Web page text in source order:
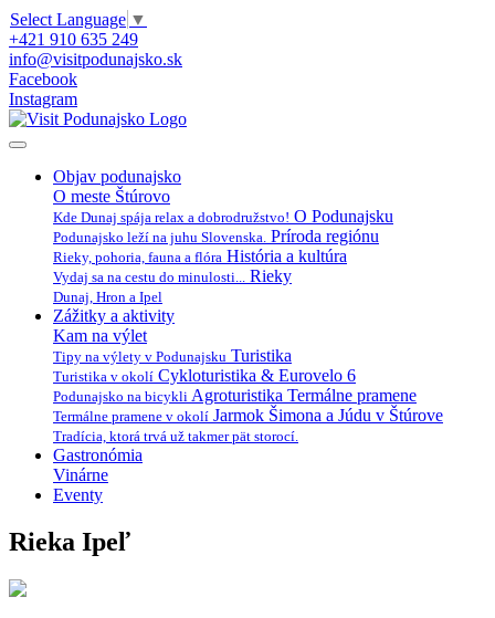
Select Language ▼
+421 910 635 249
info@visitpodunajsko.sk
Facebook
Instagram
Objav podunajsko
O meste Štúrovo
Kde Dunaj spája relax a dobrodružstvo! O Podunajsku
Podunajsko leží na juhu Slovenska. Príroda regiónu
Rieky, pohoria, fauna a flóra História a kultúra
Vydaj sa na cestu do minulosti... Rieky
Dunaj, Hron a Ipel
Zážitky a aktivity
Kam na výlet
Tipy na výlety v Podunajsku Turistika
Turistika v okolí Cykloturistika & Eurovelo 6
Podunajsko na bicykli Agroturistika Termálne pramene
Termálne pramene v okolí Jarmok Šimona a Júdu v Štúrove
Tradícia, ktorá trvá už takmer pät storocí.
Gastronómia
Vinárne
Eventy
Rieka Ipeľ